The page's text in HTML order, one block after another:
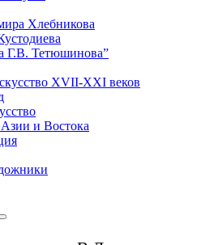
Хлебникова
Тетюшинова”
XVII-XXI веков
и Востока